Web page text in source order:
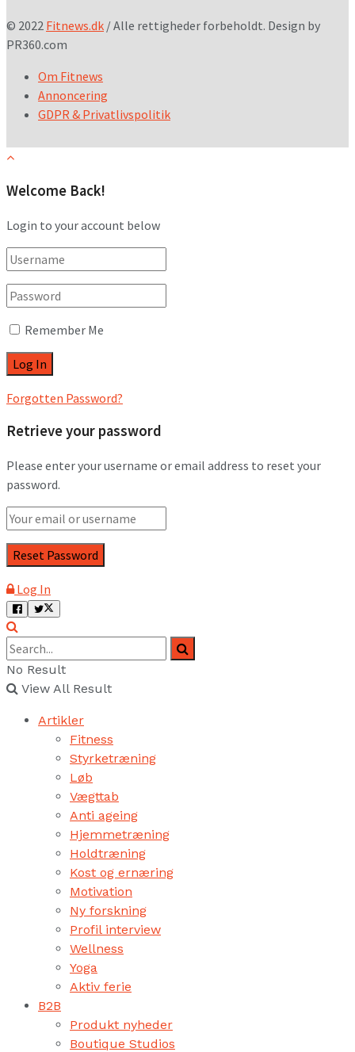
© 2022 Fitnews.dk / Alle rettigheder forbeholdt. Design by
PR360.com
Om Fitnews
Annoncering
GDPR & Privatlivspolitik
Welcome Back!
Login to your account below
Remember Me
Forgotten Password?
Retrieve your password
Please enter your username or email address to reset your
password.
Log In
No Result
View All Result
Artikler
Fitness
Styrketræning
Løb
Vægttab
Anti ageing
Hjemmetræning
Holdtræning
Kost og ernæring
Motivation
Ny forskning
Profil interview
Wellness
Yoga
Aktiv ferie
B2B
Produkt nyheder
Boutique Studios